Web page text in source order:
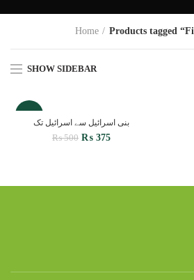
Home Products tagged
SHOW SIDEBAR
بنی اسرائیل سے اسرائیل تک
₨500 Original
₨ 375Current